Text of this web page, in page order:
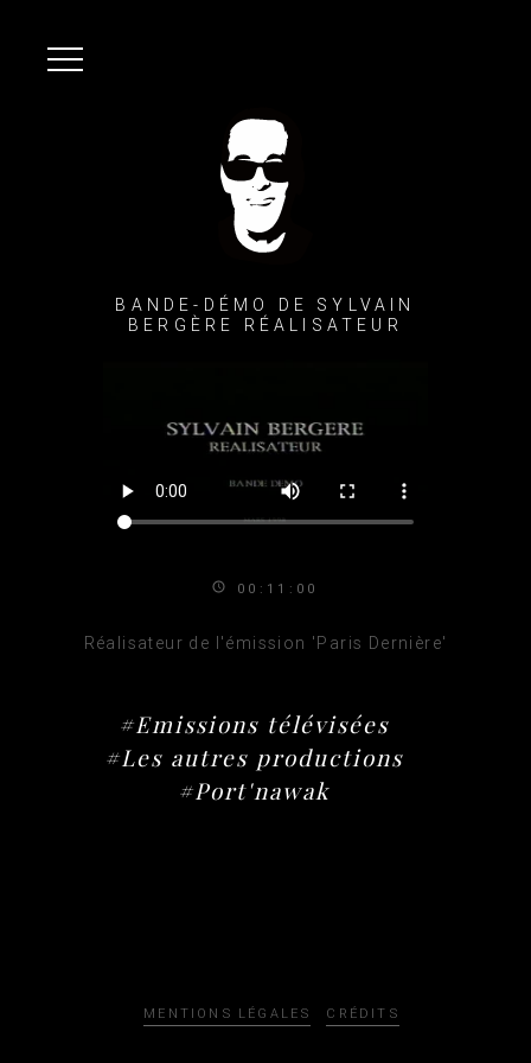
BANDE-DÉMO DE SYLVAIN
BERGÈRE RÉALISATEUR
00:11:00
Réalisateur de l'émission 'Paris Dernière'
#Emissions télévisées
#Les autres productions
#Port'nawak
MENTIONS LÉGALES CRÉDITS